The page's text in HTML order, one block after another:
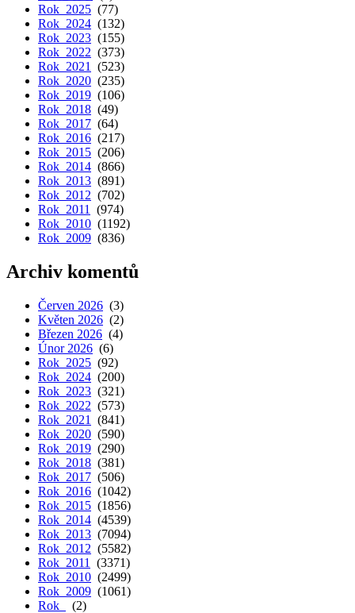
Rok 2025 (77)
Rok 2024 (132)
Rok 2023 (155)
Rok 2022 (373)
Rok 2021
(523)
Rok 2020 (235)
Rok 2019 (106)
Rok 2018 (49)
Rok 2017 (64)
Rok 2016 (217)
Rok 2015 (206)
Rok 2014 (866)
Rok 2013 (891)
Rok 2012 (702)
Rok 2011
(974)
Rok 2010 (1192)
Rok 2009 (836)
Archiv komentů
Červen 2026 (3)
Květen 2026 (2)
Březen 2026 (4)
Únor 2026 (6)
Rok 2025 (92)
Rok 2024 (200)
Rok 2023 (321)
Rok 2022 (573)
Rok 2021
(841)
Rok 2020 (590)
Rok 2019 (290)
Rok 2018 (381)
Rok 2017 (506)
Rok 2016 (1042)
Rok 2015 (1856)
Rok 2014 (4539)
Rok 2013 (7094)
Rok 2012 (5582)
Rok 2011
(3371)
Rok 2010 (2499)
Rok 2009 (1061)
Rok
(2)